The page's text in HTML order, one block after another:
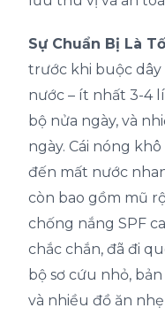
Sự Chuẩn Bị Là
trước khi buộc dây
nước – ít nhất 3-4
bộ nửa ngày, và
ngày. Cái nóng
đến mất nước
còn bao gồm mũ
chống nắng SPF
chắc chắn, đã đi
bộ sơ cứu nhỏ,
và nhiều đồ ăn